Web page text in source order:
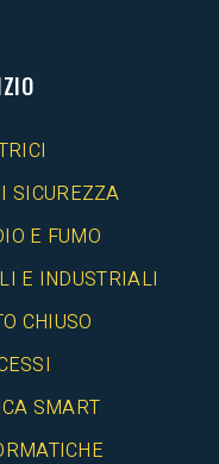
SICUREZZA
E FUMO
E INDUSTRIALI
CHIUSO
SMART